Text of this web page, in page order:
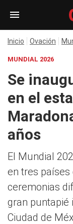
Inicio Ovación
MUNDIAL 2026
Se
en el
años
El Mundial
en tres
ceremonias
gran puntapié
Ciudad de